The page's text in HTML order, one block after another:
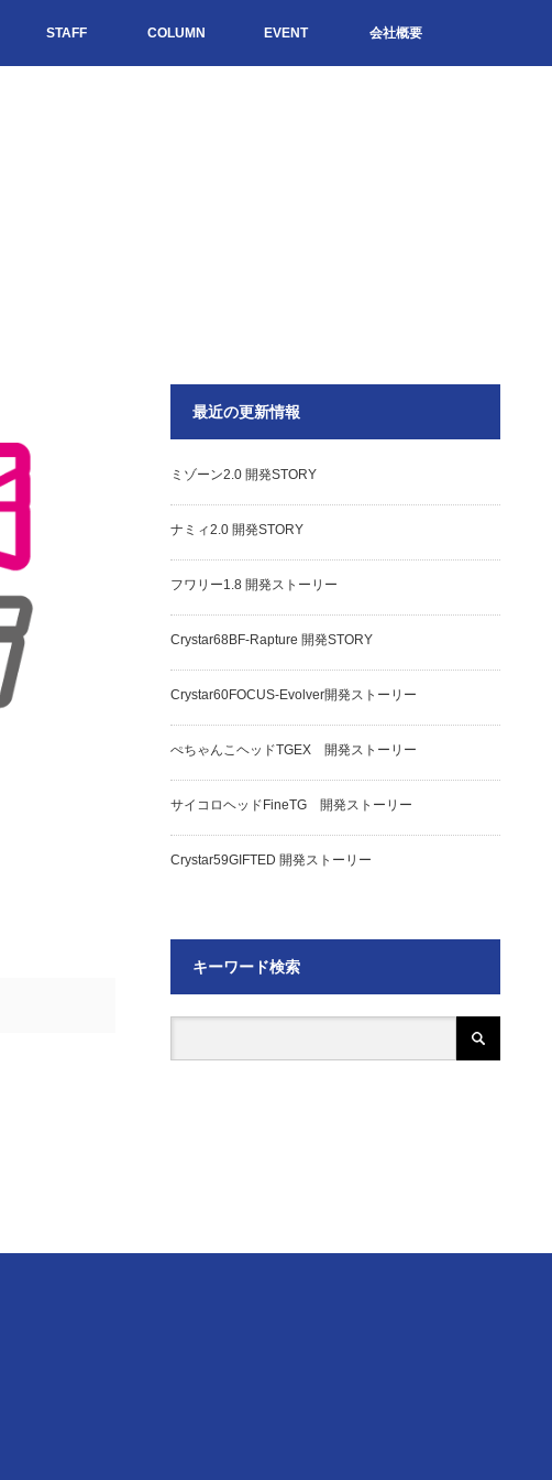
STAFF COLUMN EVENT 会社概要
最近の更新情報
ミゾーン2.0 開発STORY
ナミィ2.0 開発STORY
フワリー1.8 開発ストーリー
Crystar68BF-Rapture 開発STORY
Crystar60FOCUS-Evolver開発ストーリー
ぺちゃんこヘッドTGEX 開発ストーリー
サイコロヘッドFineTG 開発ストーリー
Crystar59GIFTED 開発ストーリー
キーワード検索